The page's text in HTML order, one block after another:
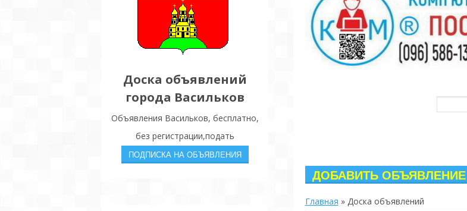
Доска объявлений
города Васильков
Объявления Васильков, бесплатно,
без регистрации,подать
Главная » Доска объявлений